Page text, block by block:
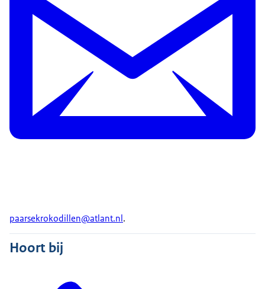
paarsekrokodillen@atlant.nl.
Hoort bij